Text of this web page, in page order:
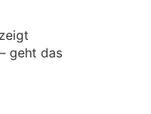
geht das